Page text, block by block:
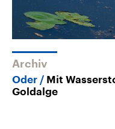
Archiv
Oder
Mit
Goldalge